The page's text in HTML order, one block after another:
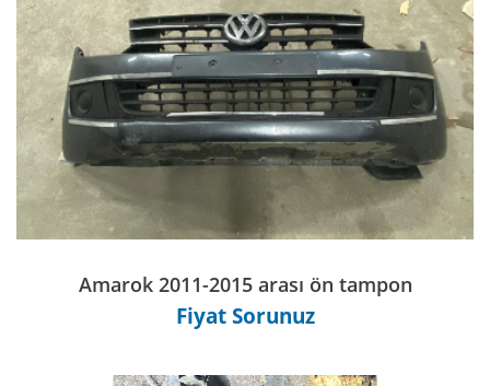
Amarok 2011-2015 arası ön tampon
Fiyat Sorunuz